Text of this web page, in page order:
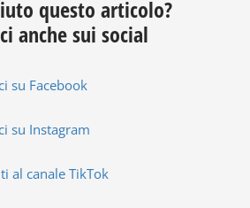
questo articolo?
anche sui social
su Facebook
su Instagram
al canale TikTok